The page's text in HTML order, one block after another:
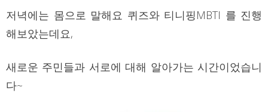
저녁에는 몸으로 말해요 퀴즈와 티니핑MBTI 를 진행
해보았는데요,
새로운 주민들과 서로에 대해 알아가는 시간이었습니
다~